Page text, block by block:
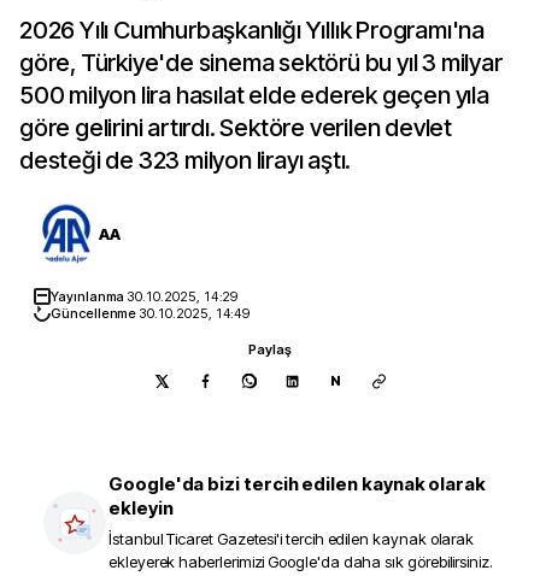
2026 Yılı Cumhurbaşkanlığı Yıllık Programı'na
göre, Türkiye'de sinema sektörü bu yıl 3 milyar
500 milyon lira hasılat elde ederek geçen yıla
göre gelirini artırdı. Sektöre verilen devlet
desteği de 323 milyon lirayı aştı.
AA
Yayınlanma 30.10.2025, 14:29
Güncellenme 30.10.2025, 14:49
Paylaş
N
Google'da bizi tercih edilen kaynak olarak
ekleyin
İstanbul Ticaret Gazetesi'i tercih edilen kaynak olarak
ekleyerek haberlerimizi Google'da daha sık görebilirsiniz.